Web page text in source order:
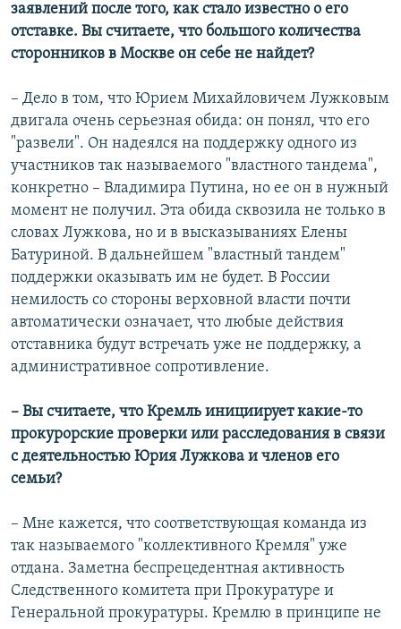
заявлений после того, как стало известно о его
отставке. Вы считаете, что большого количества
сторонников в Москве он себе не найдет?
– Дело в том, что Юрием Михайловичем Лужковым
двигала очень серьезная обида: он понял, что его
"развели". Он надеялся на поддержку одного из
участников так называемого "властного тандема",
конкретно – Владимира Путина, но ее он в нужный
момент не получил. Эта обида сквозила не только в
словах Лужкова, но и в высказываниях Елены
Батуриной. В дальнейшем "властный тандем"
поддержки оказывать им не будет. В России
немилость со стороны верховной власти почти
автоматически означает, что любые действия
отставника будут встречать уже не поддержку, а
административное сопротивление.
– Вы считаете, что Кремль инициирует какие-то
прокурорские проверки или расследования в связи
с деятельностью Юрия Лужкова и членов его
семьи?
– Мне кажется, что соответствующая команда из
так называемого "коллективного Кремля" уже
отдана. Заметна беспрецедентная активность
Следственного комитета при Прокуратуре и
Генеральной прокуратуры. Кремлю в принципе не